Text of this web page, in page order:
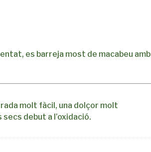
es barreja most de macabeu amb
molt fàcil, una dolçor molt
debut a l’oxidació.